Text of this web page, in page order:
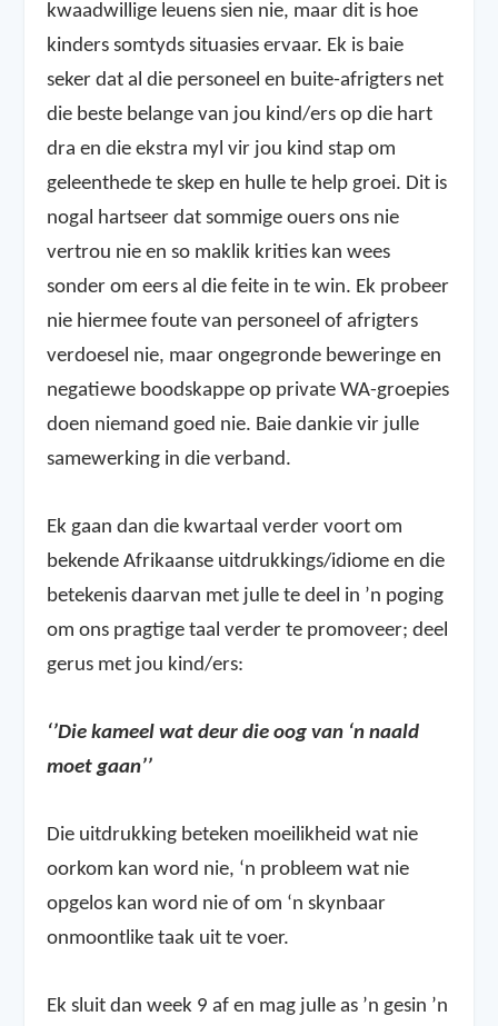
kwaadwillige leuens sien nie, maar dit is hoe
kinders somtyds situasies ervaar. Ek is baie
seker dat al die personeel en buite-afrigters net
die beste belange van jou kind/ers op die hart
dra en die ekstra myl vir jou kind stap om
geleenthede te skep en hulle te help groei. Dit is
nogal hartseer dat sommige ouers ons nie
vertrou nie en so maklik krities kan wees
sonder om eers al die feite in te win. Ek probeer
nie hiermee foute van personeel of afrigters
verdoesel nie, maar ongegronde beweringe en
negatiewe boodskappe op private WA-groepies
doen niemand goed nie. Baie dankie vir julle
samewerking in die verband.
Ek gaan dan die kwartaal verder voort om
bekende Afrikaanse uitdrukkings/idiome en die
betekenis daarvan met julle te deel in ’n poging
om ons pragtige taal verder te promoveer; deel
gerus met jou kind/ers:
‘’Die kameel wat deur die oog van ‘n naald
moet gaan’’
Die uitdrukking beteken moeilikheid wat nie
oorkom kan word nie, ‘n probleem wat nie
opgelos kan word nie of om ‘n skynbaar
onmoontlike taak uit te voer.
Ek sluit dan week 9 af en mag julle as ’n gesin ’n